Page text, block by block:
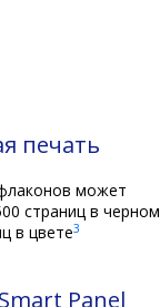
печать
может
страниц в черном
в цвете3
Panel